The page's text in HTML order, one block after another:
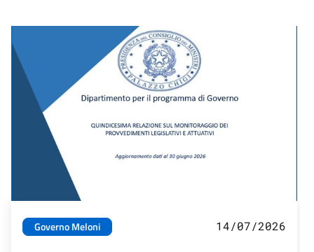
Governo Meloni 14/07/2026